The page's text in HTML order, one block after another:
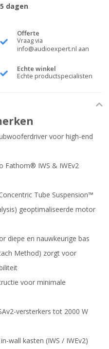
dagen
Offerte
Vraag via
info@audioexpert.nl aan
Echte winkel
Echte productspecialisten
voor high-end
Fathom® IWS & IWEv2
Tube Suspension™
geoptimaliseerde motor
diepe en nauwkeurige bas
Method) zorgt voor
voor minimale
versterkers tot 2000 W
wall kasten (IWS / IWEv2)